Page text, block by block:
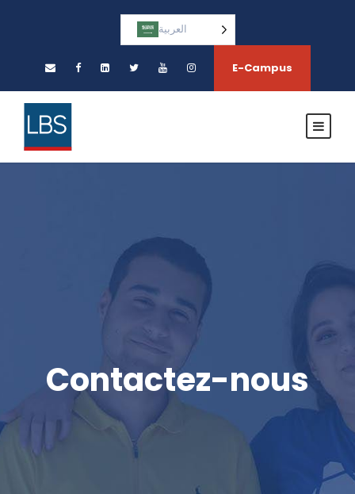
العربية‏
E-Campus
Contactez-nous